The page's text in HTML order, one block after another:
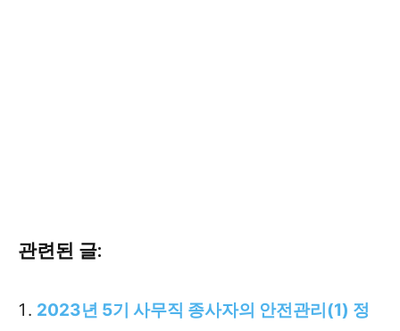
관련된 글:
2023년 5기 사무직 종사자의 안전관리(1) 정